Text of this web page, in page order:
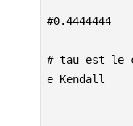
#0.4444444
# tau est le
e Kendall